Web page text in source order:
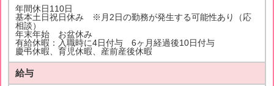
年間休日110日
基本土日祝日休み ※月2日の勤務が発生する可能性あり（応
相談）
年末年始 お盆休み
有給休暇：入職時に4日付与 6ヶ月経過後10日付与
慶弔休暇、育児休暇、産前産後休暇
給与